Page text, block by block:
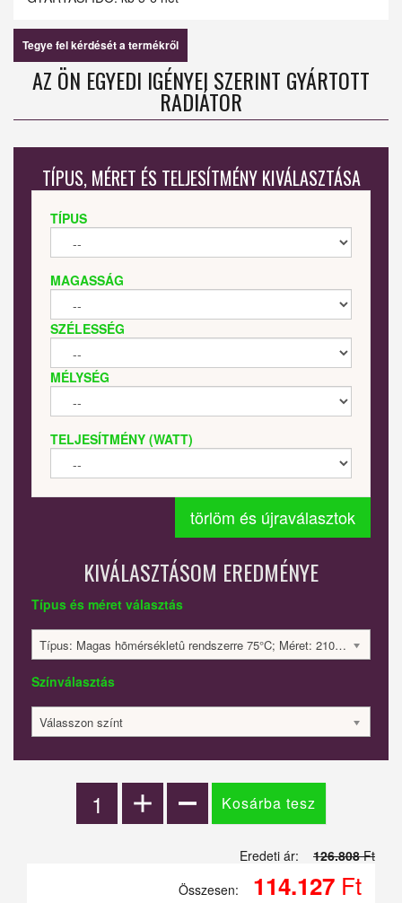
Tegye fel kérdését a termékről
AZ ÖN EGYEDI IGÉNYEI SZERINT GYÁRTOTT
RADIÁTOR
TÍPUS, MÉRET ÉS TELJESÍTMÉNY KIVÁLASZTÁSA
TÍPUS
MAGASSÁG
SZÉLESSÉG
MÉLYSÉG
TELJESÍTMÉNY (WATT)
törlöm és újraválasztok
KIVÁLASZTÁSOM EREDMÉNYE
Típus és méret választás
Típus: Magas hõmérsékletû rendszerre 75°C; Méret: 210x1000x32; 225 Watt; 126808 Ft
Színválasztás
Válasszon színt
Eredeti ár: 126.808Ft
Összesen:
114.127 Ft